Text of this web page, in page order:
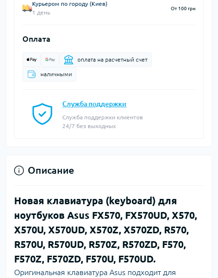
Курьером по городу (Киев)
1 день
От 100 грн
Оплата
оплата на расчетный счет
наличными
Служба поддержки
Служба поддержки клиентов
24/7 без выходных
Описание
Новая клавиатура (keyboard) для
ноутбуков Asus FX570, FX570UD, X570,
X570U, X570UD, X570Z, X570ZD, R570,
R570U, R570UD, R570Z, R570ZD, F570,
F570Z, F570ZD, F570U, F570UD.
Оригинальная клавиатура Asus подходит для